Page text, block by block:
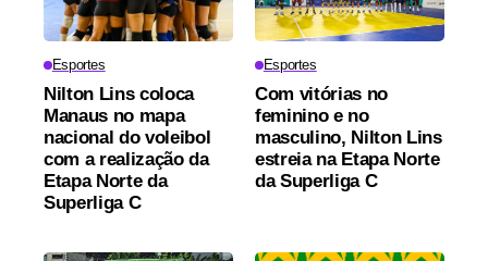
Esportes
Nilton Lins coloca
Manaus no mapa
nacional do voleibol
com a realização da
Etapa Norte da
Superliga C
Esportes
Com vitórias no
feminino e no
masculino, Nilton Lins
estreia na Etapa Norte
da Superliga C